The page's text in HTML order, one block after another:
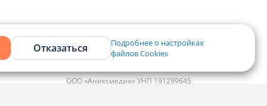
Контакты
ООО «Аниксмедиа» УНП 191299645,
Отказаться
Подробнее о настройках
файлов Cookies